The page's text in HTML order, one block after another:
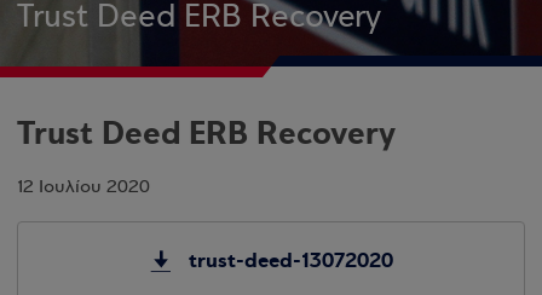
Trust Deed ERB Recovery
Trust Deed ERB Recovery
12 Ιουλίου 2020
trust-deed-13072020